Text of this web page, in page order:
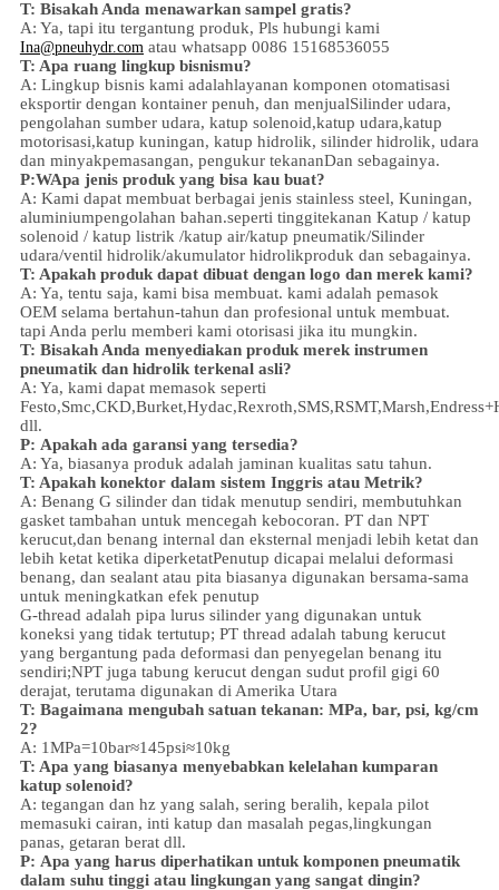
T: Bisakah Anda menawarkan sampel gratis?
A: Ya, tapi itu tergantung produk, Pls hubungi kami
Ina@pneuhydr.com atau whatsapp 0086 15168536055
T: Apa ruang lingkup bisnismu?
A: Lingkup bisnis kami adalahlayanan komponen otomatisasi
eksportir dengan kontainer penuh, dan menjualSilinder udara,
pengolahan sumber udara, katup solenoid,katup udara,katup
motorisasi,katup kuningan, katup hidrolik, silinder hidrolik, udara
dan minyakpemasangan, pengukur tekananDan sebagainya.
P:WApa jenis produk yang bisa kau buat?
A: Kami dapat membuat berbagai jenis stainless steel, Kuningan,
aluminiumpengolahan bahan.seperti tinggitekanan Katup / katup
solenoid / katup listrik /katup air/katup pneumatik/Silinder
udara/ventil hidrolik/akumulator hidrolikproduk dan sebagainya.
T: Apakah produk dapat dibuat dengan logo dan merek kami?
A: Ya, tentu saja, kami bisa membuat. kami adalah pemasok
OEM selama bertahun-tahun dan profesional untuk membuat.
tapi Anda perlu memberi kami otorisasi jika itu mungkin.
T: Bisakah Anda menyediakan produk merek instrumen
pneumatik dan hidrolik terkenal asli?
A: Ya, kami dapat memasok seperti
dll.
P: Apakah ada garansi yang tersedia?
A: Ya, biasanya produk adalah jaminan kualitas satu tahun.
T: Apakah konektor dalam sistem Inggris atau Metrik?
A: Benang G silinder dan tidak menutup sendiri, membutuhkan
gasket tambahan untuk mencegah kebocoran. PT dan NPT
kerucut,dan benang internal dan eksternal menjadi lebih ketat dan
lebih ketat ketika diperketatPenutup dicapai melalui deformasi
benang, dan sealant atau pita biasanya digunakan bersama-sama
untuk meningkatkan efek penutup
G-thread adalah pipa lurus silinder yang digunakan untuk
koneksi yang tidak tertutup; PT thread adalah tabung kerucut
yang bergantung pada deformasi dan penyegelan benang itu
sendiri;NPT juga tabung kerucut dengan sudut profil gigi 60
derajat, terutama digunakan di Amerika Utara
T: Bagaimana mengubah satuan tekanan: MPa, bar, psi, kg/cm
2?
A: 1MPa=10bar≈145psi≈10kg
T: Apa yang biasanya menyebabkan kelelahan kumparan
katup solenoid?
A: tegangan dan hz yang salah, sering beralih, kepala pilot
memasuki cairan, inti katup dan masalah pegas,lingkungan
panas, getaran berat dll.
P: Apa yang harus diperhatikan untuk komponen pneumatik
dalam suhu tinggi atau lingkungan yang sangat dingin?